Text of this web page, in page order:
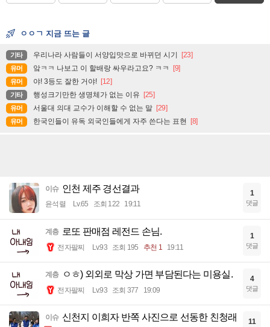
ㅇㅇㄱ 지금 뜨는 글
기타 우리나라 사람들이 서양입맛으로 바뀌던 시기 [23]
유머 앜ㅋㅋ 나보고 이 할배랑 싸우라고요? ㅋㅋ [9]
유머 야! 3등도 잘한 거야! [12]
기타 행성크기만한 생명체가 없는 이유 [25]
유머 서울대 의대 교수가 이해할 수 없는 말 [29]
유머 한국인들이 유독 외국인들에게 자주 쓴다는 표현 [8]
이슈 인천 제주 경선결과
윤석렬 Lv.65 조회 122 19:11
1
댓글
계층 로또 판매점 레전드 손님.
전자팔찌 Lv.93 조회 195 추천 1 19:11
1
댓글
계층 ㅇㅎ) 외외로 막상 가면 부담된다는 미용실.
전자팔찌 Lv.93 조회 377 19:09
4
댓글
이슈 신천지 이희자 반쪽 사진으로 선동한 친청래 11